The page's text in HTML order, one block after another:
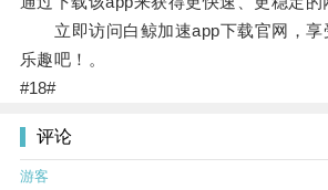
立即访问白鲸加速app下载官网，享
乐趣吧！。
#18#
评论
游客